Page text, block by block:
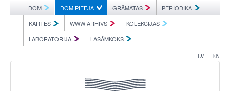
DOM DOM PIEEJA GRĀMATAS
PERIODIKA
KARTES
WWW ARHĪVS
KOLEKCIJAS
LABORATORIJA
LASĀMKOKS
LV | EN